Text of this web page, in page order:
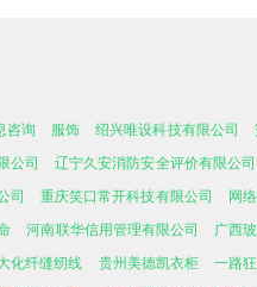
咨询 服饰 绍兴唯设科技有限公司
公司 辽宁久安消防安全评价有限公司
司 重庆笑口常开科技有限公司 网
河南联华信用管理有限公司 广西
化纤缝纫线 贵州美德凯衣柜 一路